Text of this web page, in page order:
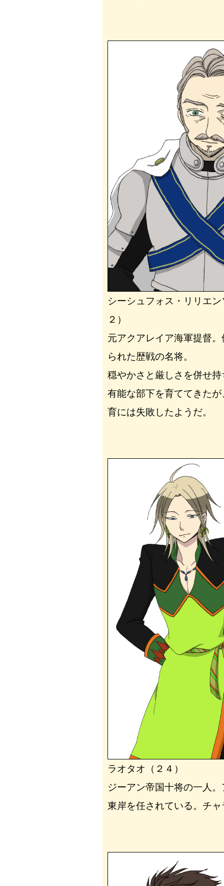
シーシュフォス・リリエ
２）
元アクアレイア海軍提督
られた歴戦の名将。
穏やかさと厳しさを併せ
有能な部下を育ててきた
育には失敗したようだ。
ラオタオ（２４）
ジーアン帝国十将の一人
東岸を任されている。チャ